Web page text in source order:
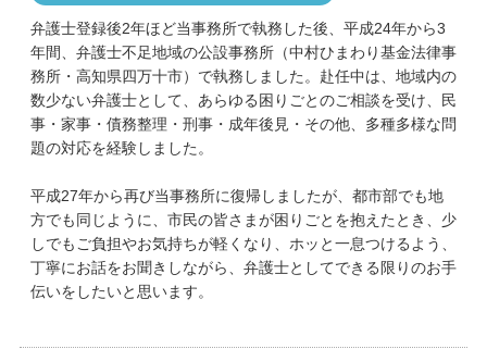
弁護士登録後2年ほど当事務所で執務した後、平成24年から3
年間、弁護士不足地域の公設事務所（中村ひまわり基金法律事
務所・高知県四万十市）で執務しました。赴任中は、地域内の
数少ない弁護士として、あらゆる困りごとのご相談を受け、民
事・家事・債務整理・刑事・成年後見・その他、多種多様な問
題の対応を経験しました。
平成27年から再び当事務所に復帰しましたが、都市部でも地
方でも同じように、市民の皆さまが困りごとを抱えたとき、少
しでもご負担やお気持ちが軽くなり、ホッと一息つけるよう、
丁寧にお話をお聞きしながら、弁護士としてできる限りのお手
伝いをしたいと思います。